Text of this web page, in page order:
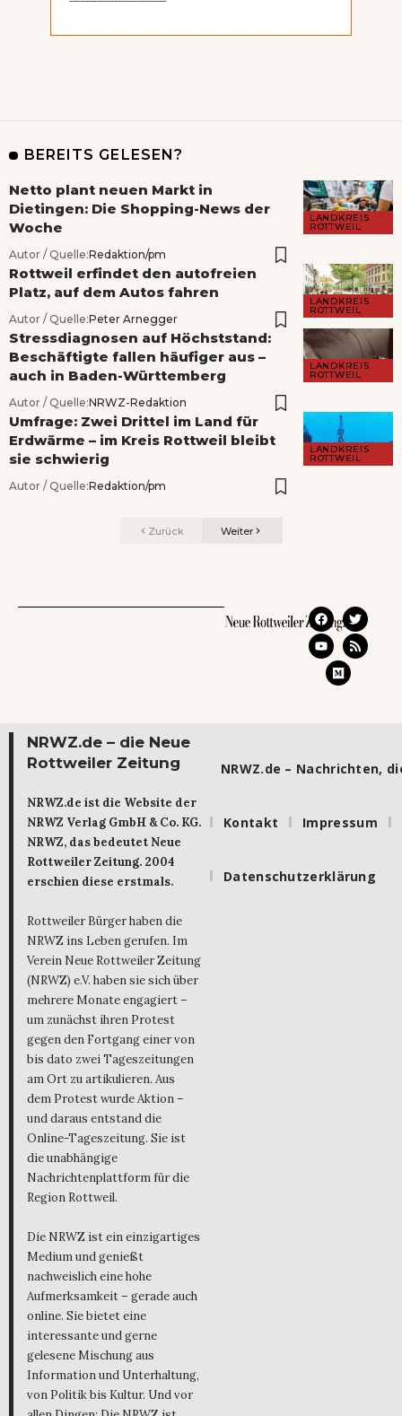
BEREITS GELESEN?
LANDKREIS
ROTTWEIL
Netto plant neuen Markt in
Dietingen: Die Shopping-News der
Woche
Autor / Quelle:Redaktion/pm
LANDKREIS
ROTTWEIL
Rottweil erfindet den autofreien
Platz, auf dem Autos fahren
Autor / Quelle:Peter Arnegger
LANDKREIS
ROTTWEIL
Stressdiagnosen auf Höchststand:
Beschäftigte fallen häufiger aus –
auch in Baden-Württemberg
Autor / Quelle:NRWZ-Redaktion
LANDKREIS
ROTTWEIL
Umfrage: Zwei Drittel im Land für
Erdwärme – im Kreis Rottweil bleibt
sie schwierig
Autor / Quelle:Redaktion/pm
Zurück Weiter
NRWZ.de – die Neue
Rottweiler Zeitung
NRWZ.de ist die Website der
NRWZ Verlag GmbH & Co. KG.
NRWZ, das bedeutet Neue
Rottweiler Zeitung. 2004
erschien diese erstmals.
Rottweiler Bürger haben die
NRWZ ins Leben gerufen. Im
Verein Neue Rottweiler Zeitung
(NRWZ) e.V. haben sie sich über
mehrere Monate engagiert –
um zunächst ihren Protest
gegen den Fortgang einer von
bis dato zwei Tageszeitungen
am Ort zu artikulieren. Aus
dem Protest wurde Aktion –
und daraus entstand die
Online-Tageszeitung. Sie ist
die unabhängige
Nachrichtenplattform für die
Region Rottweil.
Die NRWZ ist ein einzigartiges
Medium und genießt
nachweislich eine hohe
Aufmerksamkeit – gerade auch
online. Sie bietet eine
interessante und gerne
gelesene Mischung aus
Information und Unterhaltung,
von Politik bis Kultur. Und vor
NRWZ.de – Nachrichten,
Kontakt Impressum
Datenschutzerklärung